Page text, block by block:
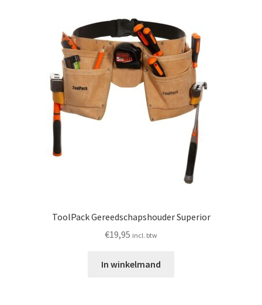
ToolPack Gereedschapshouder Superior
€19,95 incl. btw
In winkelmand